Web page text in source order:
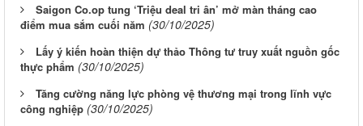
Saigon Co.op tung ‘Triệu deal tri ân’ mở màn tháng cao
điểm mua sắm cuối năm (30/10/2025)
Lấy ý kiến hoàn thiện dự thảo Thông tư truy xuất nguồn gốc
thực phẩm (30/10/2025)
Tăng cường năng lực phòng vệ thương mại trong lĩnh vực
công nghiệp (30/10/2025)